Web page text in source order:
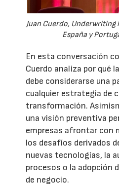
Juan Cuerdo, Underwriting
España y
En esta conversación
Cuerdo analiza por qué
debe considerarse una
cualquier estrategia de
transformación.
una visión preventiva
empresas afrontar con
los desafíos derivados
nuevas tecnologías, la
procesos o la adopción
de negocio.